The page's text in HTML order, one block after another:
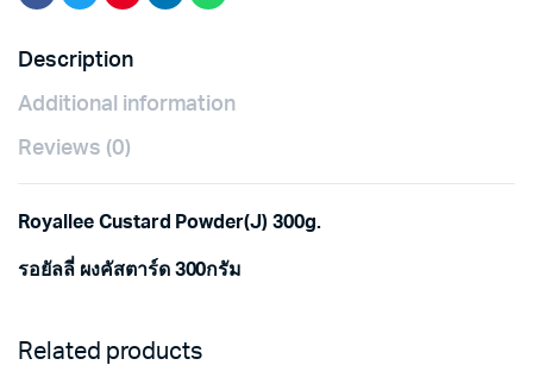
Description
Additional information
Reviews (0)
Royallee Custard Powder(J) 300g.
รอยัลลี่ ผงคัสตาร์ด 300กรัม
Related products